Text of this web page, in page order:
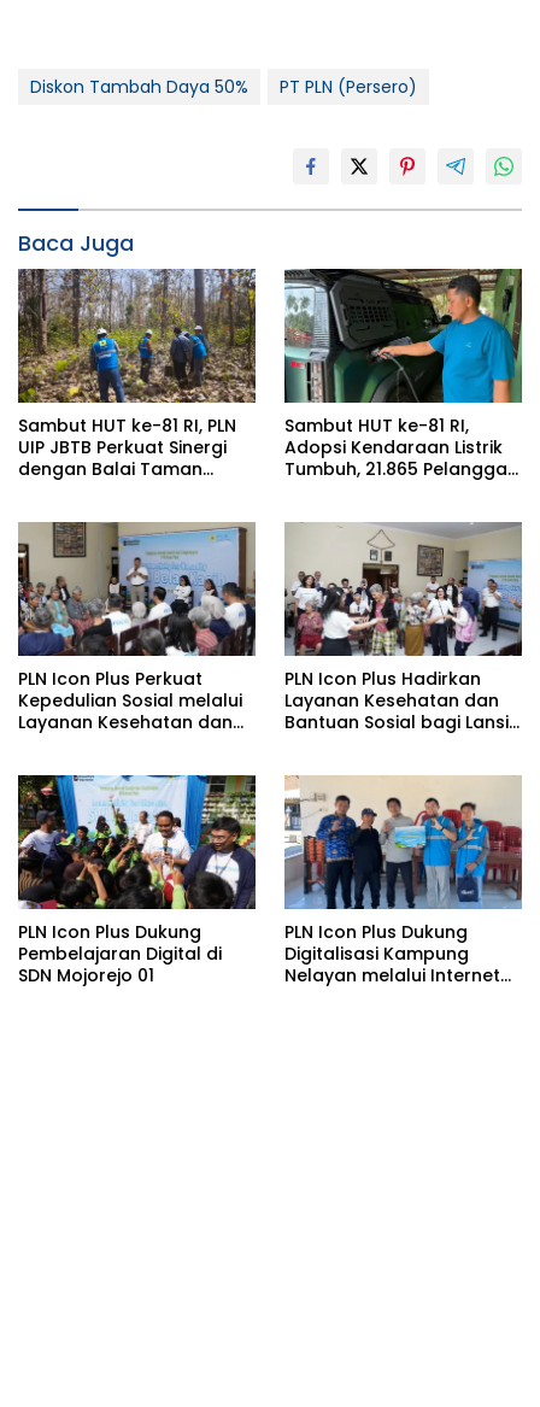
Diskon Tambah Daya 50% PT PLN (Persero)
Baca Juga
Sambut HUT ke-81 RI, PLN
UIP JBTB Perkuat Sinergi
dengan Balai Taman
SUTET 500 kV Paiton–
Watudodol/Kalipuro
Sambut HUT ke-81 RI,
Adopsi Kendaraan Listrik
Tumbuh, 21.865 Pelanggan
pada Semester I 2026
PLN Icon Plus Perkuat
Kepedulian Sosial melalui
Layanan Kesehatan dan
PLN Icon Plus Hadirkan
Layanan Kesehatan dan
Bantuan Sosial bagi Lansia
PLN Icon Plus Dukung
Pembelajaran Digital di
SDN Mojorejo 01
PLN Icon Plus Dukung
Digitalisasi Kampung
Nelayan melalui Internet